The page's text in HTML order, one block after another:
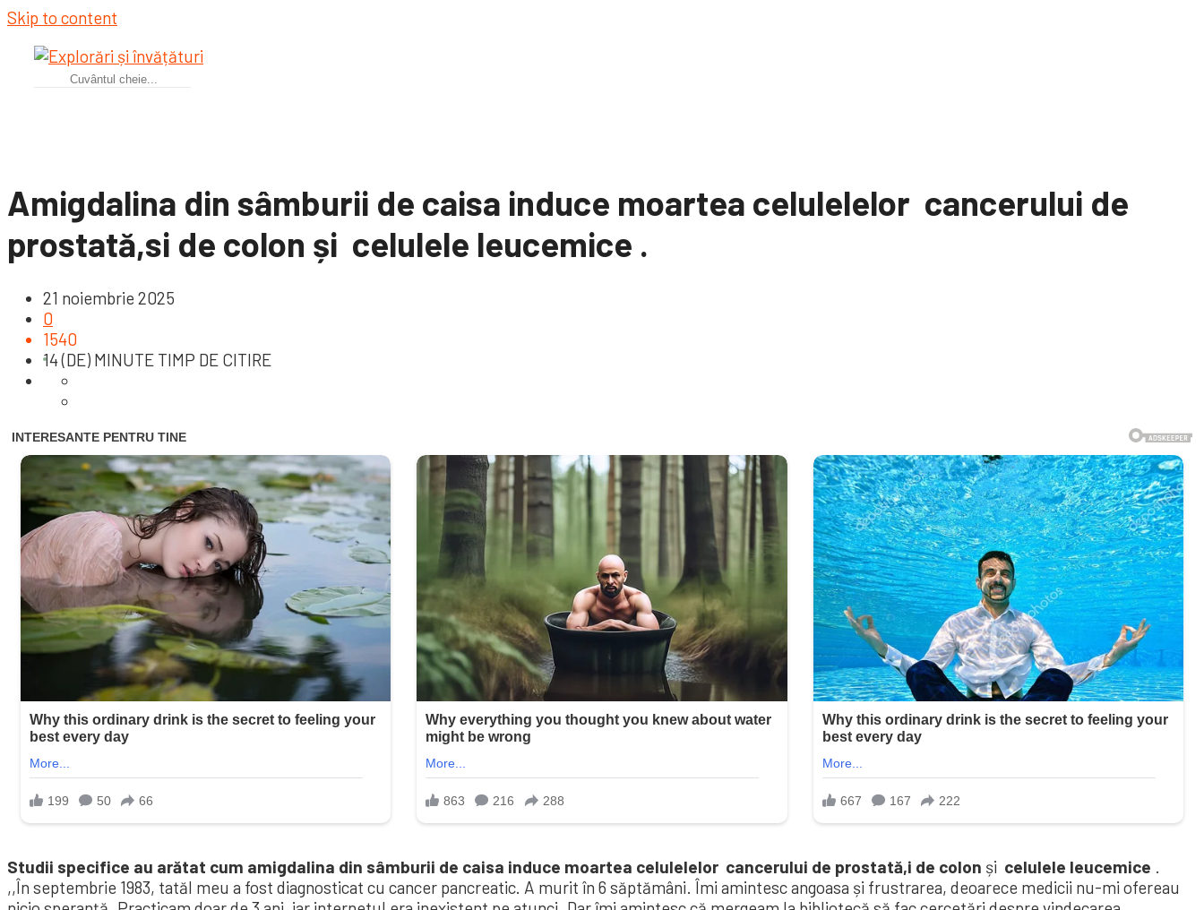
Skip to content
Amigdalina din sâmburii de caisa induce moartea celulelelor cancerului de
prostată,si de colon și celulele leucemice .
21 noiembrie 2025
0
1540
14 (DE) MINUTE TIMP DE CITIRE
Studii specifice au arătat cum amigdalina din sâmburii de caisa induce moartea celulelelor cancerului de prostată,i de colon și celulele leucemice .
,,În septembrie 1983, tatăl meu a fost diagnosticat cu cancer pancreatic. A murit în 6 săptămâni. Îmi amintesc angoasa și frustrarea, deoarece medicii nu-mi ofereau